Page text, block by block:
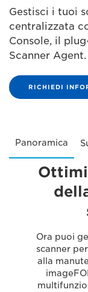
Gestisci i tuoi
centralizzata
Console, il
Scanner Agent.
RICHIEDI
Panoramica
Ora puoi
scanner
alla